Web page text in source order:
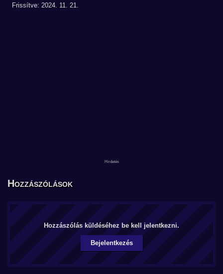
Frissítve: 2024. 11. 21.
Hozzászólások
Hozzászólás küldéséhez be kell jelentkezni.
Bejelentkezés